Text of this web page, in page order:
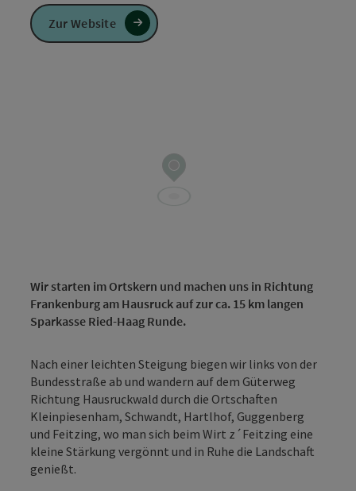
Wir starten im Ortskern und machen uns in Richtung
Frankenburg am Hausruck auf zur ca. 15 km langen
Sparkasse Ried-Haag Runde.
Nach einer leichten Steigung biegen wir links von der
Bundesstraße ab und wandern auf dem Güterweg
Richtung Hausruckwald durch die Ortschaften
Kleinpiesenham, Schwandt, Hartlhof, Guggenberg
und Feitzing, wo man sich beim Wirt z´Feitzing eine
kleine Stärkung vergönnt und in Ruhe die Landschaft
genießt.
Zur Website